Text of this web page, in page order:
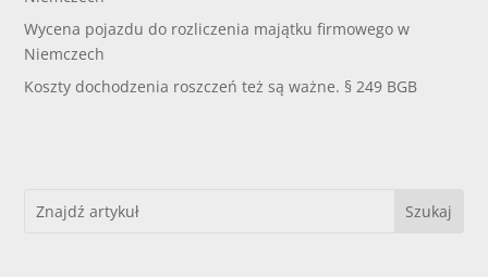
Wycena pojazdu do rozliczenia majątku firmowego w
Niemczech
Koszty dochodzenia roszczeń też są ważne. § 249 BGB